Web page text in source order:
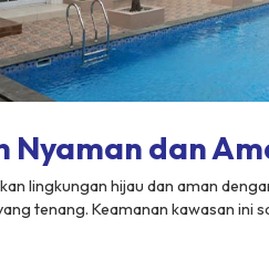
Nyaman dan
lingkungan hijau dan aman
tenang. Keamanan kawasan ini